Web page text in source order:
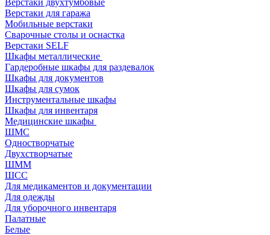
Верстаки двухтумбовые
Верстаки для гаража
Мобильные верстаки
Сварочные столы и оснастка
Верстаки SELF
Шкафы металлические
Гардеробные шкафы для раздевалок
Шкафы для документов
Шкафы для сумок
Инструментальные шкафы
Шкафы для инвентаря
Медицинские шкафы
ШМС
Одностворчатые
Двухстворчатые
ШММ
ШСС
Для медикаментов и документации
Для одежды
Для уборочного инвентаря
Палатные
Белые